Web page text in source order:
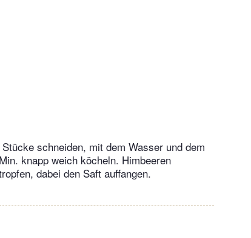
schneiden, mit dem Wasser und dem
knapp weich köcheln. Himbeeren
dabei den Saft auffangen.